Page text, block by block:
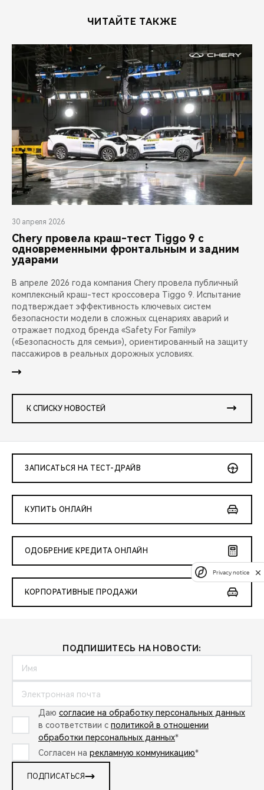
ЧИТАЙТЕ ТАКЖЕ
30 апреля 2026
Chery провела краш-тест Tiggo 9 с
одновременными фронтальным и задним
ударами
В апреле 2026 года компания Chery провела публичный
комплексный краш-тест кроссовера Tiggo 9. Испытание
подтверждает эффективность ключевых систем
безопасности модели в сложных сценариях аварий и
отражает подход бренда «Safety For Family»
(«Безопасность для семьи»), ориентированный на защиту
пассажиров в реальных дорожных условиях.
К СПИСКУ НОВОСТЕЙ
ЗАПИСАТЬСЯ НА ТЕСТ-ДРАЙВ
КУПИТЬ ОНЛАЙН
ОДОБРЕНИЕ КРЕДИТА ОНЛАЙН
КОРПОРАТИВНЫЕ ПРОДАЖИ
ПОДПИШИТЕСЬ НА НОВОСТИ:
Даю согласие на обработку персональных данных
в соответствии с политикой в отношении
обработки персональных данных*
Согласен на рекламную коммуникацию*
ПОДПИСАТЬСЯ
Privacy notice